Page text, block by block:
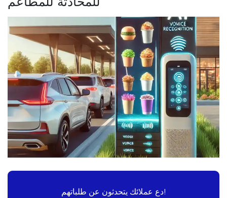
دع عملائك يتحدثون عن طلباتهم!